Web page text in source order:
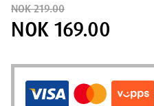
NOK 219.00
NOK 169.00